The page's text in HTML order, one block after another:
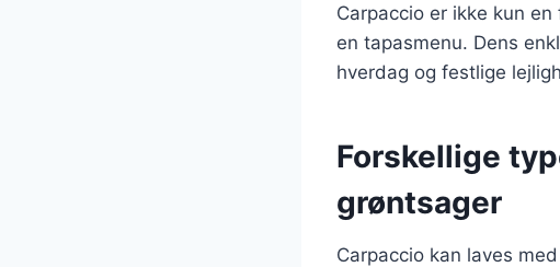
Carpaccio er ikke kun
en tapasmenu. Dens
hverdag og festlige
Forskellige
grøntsager
Carpaccio kan laves